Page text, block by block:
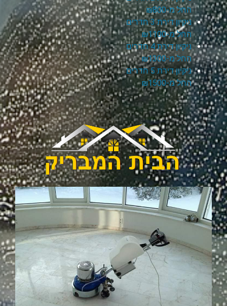
החל מ-₪800
ניקיון דירת 3 חדרים
החל מ-₪1100
ניקיון דירת 4 חדרים
החל מ-₪1300
ניקיון דירת 5 חדרים
החל מ-₪1500